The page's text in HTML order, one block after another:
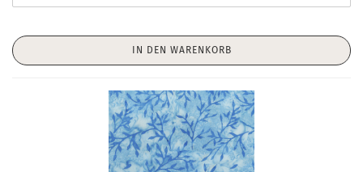
IN DEN WARENKORB